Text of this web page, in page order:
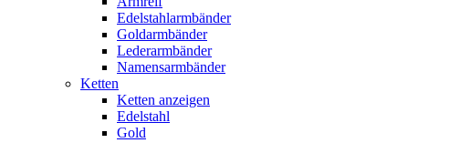
Edelstahlarmbänder
Goldarmbänder
Lederarmbänder
Namensarmbänder
Ketten
Ketten anzeigen
Edelstahl
Gold